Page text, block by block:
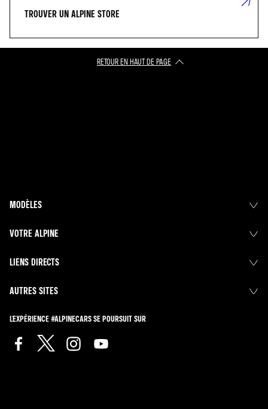
TROUVER UN ALPINE STORE
RETOUR EN HAUT DE PAGE​
MODÈLES
VOTRE ALPINE
LIENS DIRECTS
AUTRES SITES
L'EXPÉRIENCE #ALPINECARS SE POURSUIT SUR